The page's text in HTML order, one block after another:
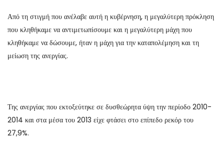
Από τη στιγμή που ανέλαβε αυτή η κυβέρνηση, η μεγαλύτερη πρόκληση
που κληθήκαμε να αντιμετωπίσουμε και η μεγαλύτερη μάχη που
κληθήκαμε να δώσουμε, ήταν η μάχη για την καταπολέμηση και τη
μείωση της ανεργίας.
Της ανεργίας που εκτοξεύτηκε σε δυσθεώρητα ύψη την περίοδο 2010-
2014 και στα μέσα του 2013 είχε φτάσει στο επίπεδο ρεκόρ του
27,9%.